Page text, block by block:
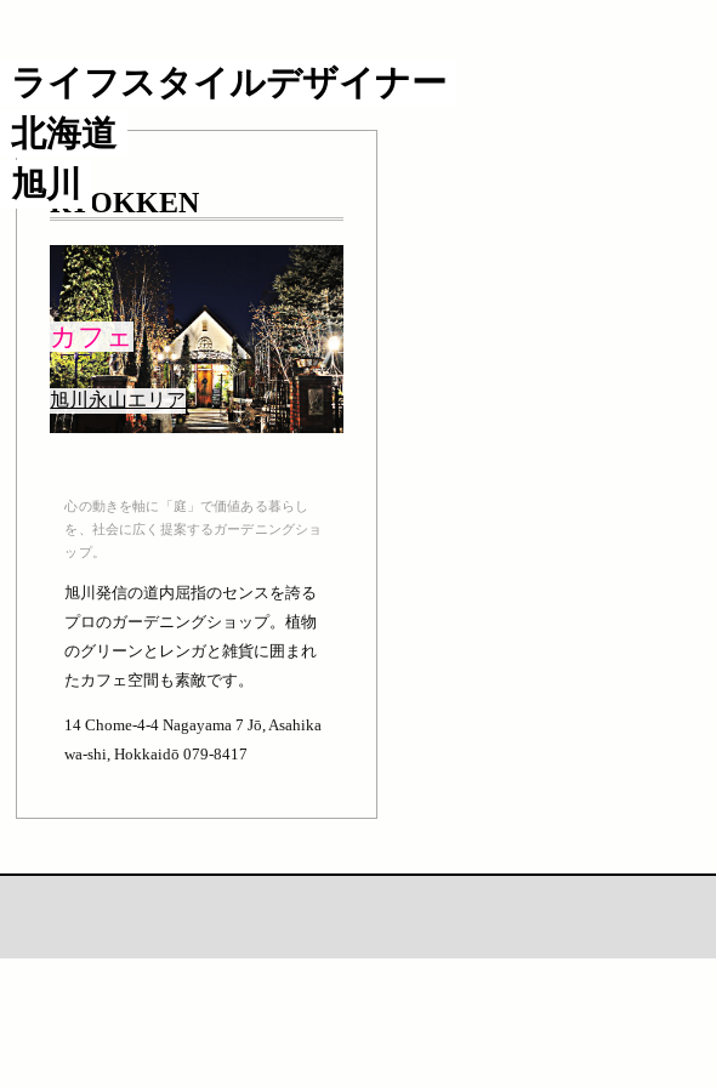
ライフスタイルデザイナー
北海道
旭川RYOKKEN
カフェ
旭川永山エリア
心の動きを軸に「庭」で価値ある暮らし
を、社会に広く提案するガーデニングショ
ップ。
旭川発信の道内屈指のセンスを誇る
プロのガーデニングショップ。植物
のグリーンとレンガと雑貨に囲まれ
たカフェ空間も素敵です。
14 Chome-4-4 Nagayama 7 Jō, Asahika
wa-shi, Hokkaidō 079-8417